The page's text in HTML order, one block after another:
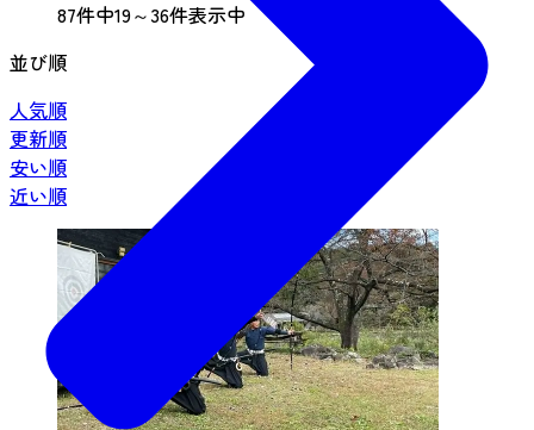
87件中19～36件表示中
並び順
人気順
更新順
安い順
近い順